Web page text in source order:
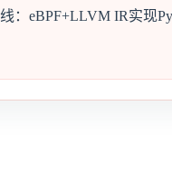
：eBPF+LLVM IR实现